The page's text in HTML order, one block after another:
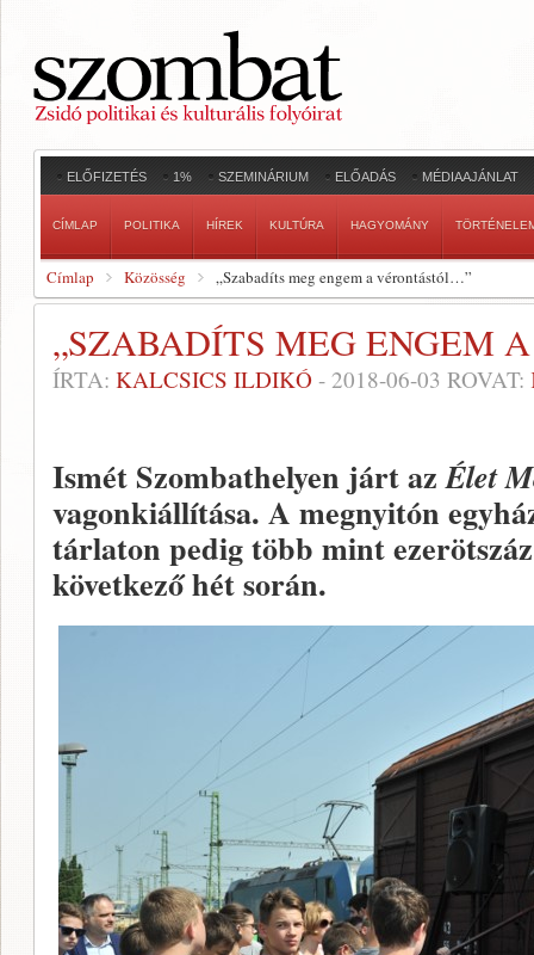
ELŐFIZETÉS 1% SZEMINÁRIUM ELŐADÁS MÉDIAAJÁNLAT
CÍMLAP POLITIKA HÍREK KULTÚRA HAGYOMÁNY
Címlap Közösség „Szabadíts meg engem a vérontástól…”
„SZABADÍTS MEG ENGEM
ÍRTA: KALCSICS ILDIKÓ - 2018-06-03 ROVAT:
Ismét Szombathelyen járt azÉlet
vagonkiállítása. A megnyitón
tárlaton pedig több mint
következő hét során.